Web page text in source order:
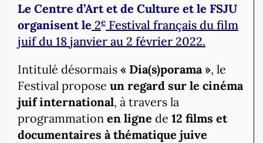
Le Centre d’Art et de Culture et le FSJU
organisent le 2e Festival français du film
juif du 18 janvier au 2 février 2022.
Intitulé désormais « Dia(s)porama », le
Festival propose un regard sur le cinéma
juif international, à travers la
programmation en ligne de 12 films et
documentaires à thématique juive